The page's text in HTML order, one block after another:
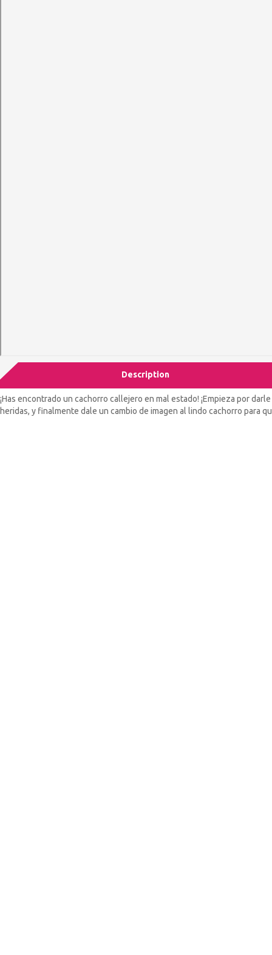
Description
¡Has encontrado un cachorro callejero en mal estado! ¡Empieza por
heridas, y finalmente dale un cambio de imagen al lindo cachorro para